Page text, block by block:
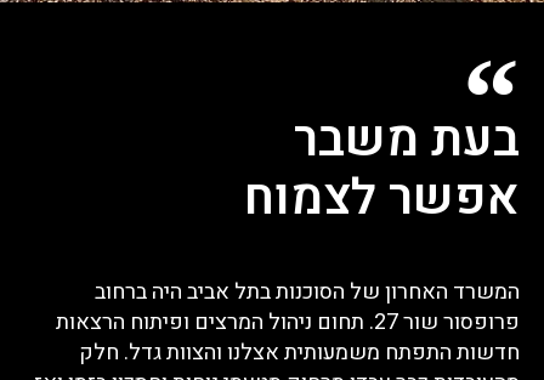
בעת משבר
אפשר לצמוח
המשרד האחרון של הסוכנות בתל אביב היה ברחוב
פרופסור שור 27. תחום ניהול המרצים ופיתוח הרצאות
חדשות התפתח משמעותית אצלנו והצוות גדל. חלק